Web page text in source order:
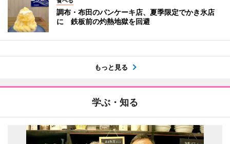
調布・布田のパンケーキ店、夏季限定でかき氷店
に 鉄板前の灼熱地獄を回避
もっと見る
学ぶ・知る